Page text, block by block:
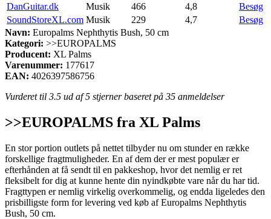
DanGuitar.dk
Musik 466 4,8
Besøg
SoundStoreXL.com Musik 229 4,7
Besøg
Navn: Europalms Nephthytis Bush, 50 cm
Kategori: >>EUROPALMS
Producent: XL Palms
Varenummer: 177617
EAN: 4026397586756
Vurderet til 3.5 ud af 5 stjerner baseret på 35 anmeldelser
>>EUROPALMS fra XL Palms
En stor portion outlets på nettet tilbyder nu om stunder en række
forskellige fragtmuligheder. En af dem der er mest populær er
efterhånden at få sendt til en pakkeshop, hvor det nemlig er ret
fleksibelt for dig at kunne hente din nyindkøbte vare når du har tid.
Fragttypen er nemlig virkelig overkommelig, og endda ligeledes den
prisbilligste form for levering ved køb af Europalms Nephthytis
Bush, 50 cm.